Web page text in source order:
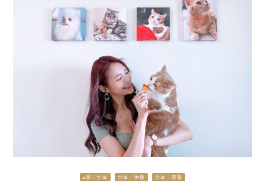
▴慧♡分享 分享｜療癒 分享｜開箱